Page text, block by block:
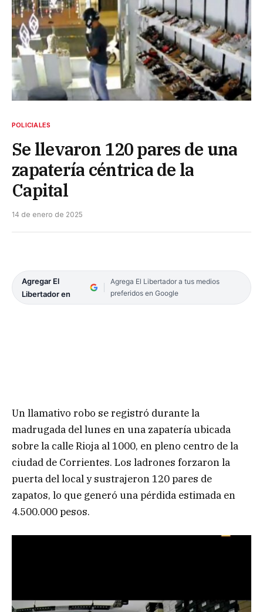
POLICIALES
Se llevaron 120 pares de una
zapatería céntrica de la
Capital
14 de enero de 2025
Agregar El
Libertador en
Agrega El Libertador a tus medios
preferidos en Google
Un llamativo robo se registró durante la
madrugada del lunes en una zapatería ubicada
sobre la calle Rioja al 1000, en pleno centro de la
ciudad de Corrientes. Los ladrones forzaron la
puerta del local y sustrajeron 120 pares de
zapatos, lo que generó una pérdida estimada en
4.500.000 pesos.